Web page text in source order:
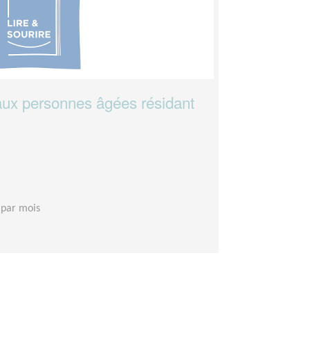
personnes âgées résidant
mois